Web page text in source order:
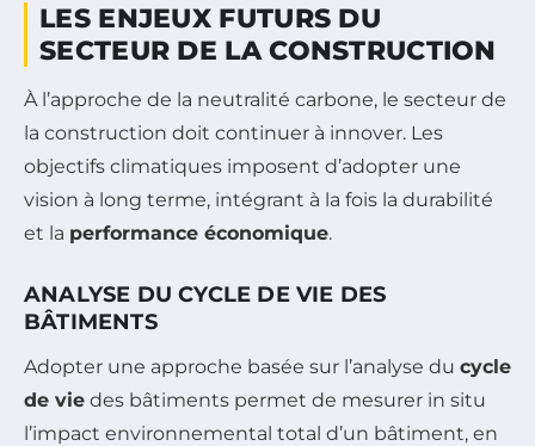
LES ENJEUX FUTURS DU
SECTEUR DE LA CONSTRUCTION
À l’approche de la neutralité carbone, le secteur de
la construction doit continuer à innover. Les
objectifs climatiques imposent d’adopter une
vision à long terme, intégrant à la fois la durabilité
et la performance économique.
ANALYSE DU CYCLE DE VIE DES
BÂTIMENTS
Adopter une approche basée sur l’analyse du cycle
de vie des bâtiments permet de mesurer in situ
l’impact environnemental total d’un bâtiment, en